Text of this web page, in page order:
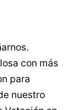
con más
para
nuestro